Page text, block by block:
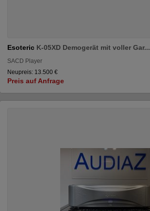
Esoteric K-05XD Demogerät mit voller Gar...
SACD Player
Neupreis: 13.500 €
Preis auf Anfrage